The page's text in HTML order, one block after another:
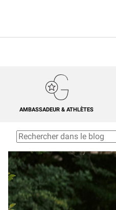
AMBASSADEUR & ATHLÈTES